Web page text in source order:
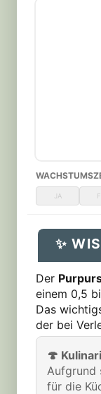
JA
✨
Der
einem 0,5
Das
der bei
🍄
Aufgrund
für die